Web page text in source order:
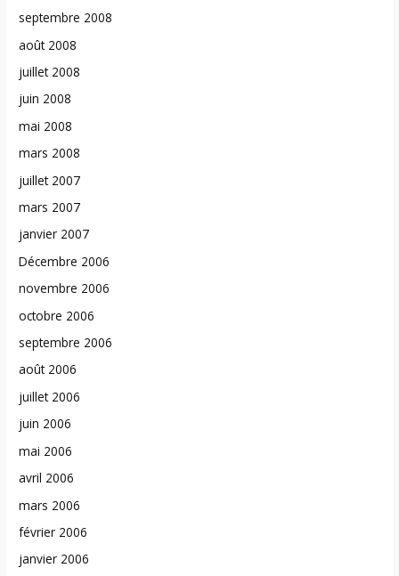
septembre 2008
août 2008
juillet 2008
juin 2008
mai 2008
mars 2008
juillet 2007
mars 2007
janvier 2007
Décembre 2006
novembre 2006
octobre 2006
septembre 2006
août 2006
juillet 2006
juin 2006
mai 2006
avril 2006
mars 2006
février 2006
janvier 2006